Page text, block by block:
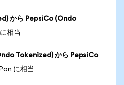
から PepsiCo (Ondo
相当
Tokenized) から PepsiCo
に相当